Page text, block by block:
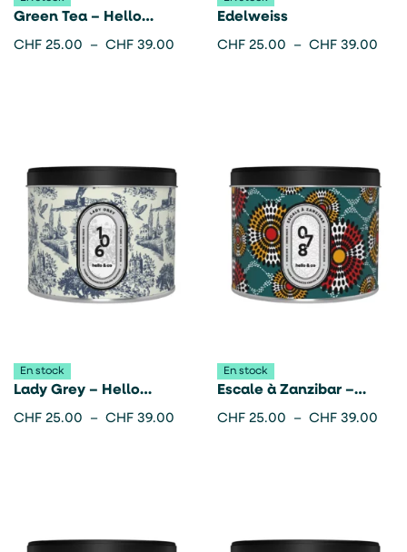
Green Tea – Hello
Candle
CHF 25.00 – CHF 39.00
Edelweiss
CHF 25.00 – CHF 39.00
En stock
Lady Grey – Hello
candle
CHF 25.00 – CHF 39.00
En stock
Escale à Zanzibar –
Hello candle
CHF 25.00 – CHF 39.00